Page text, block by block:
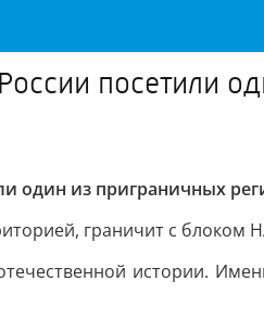
посетили
один из приграничных
граничит с
истории.